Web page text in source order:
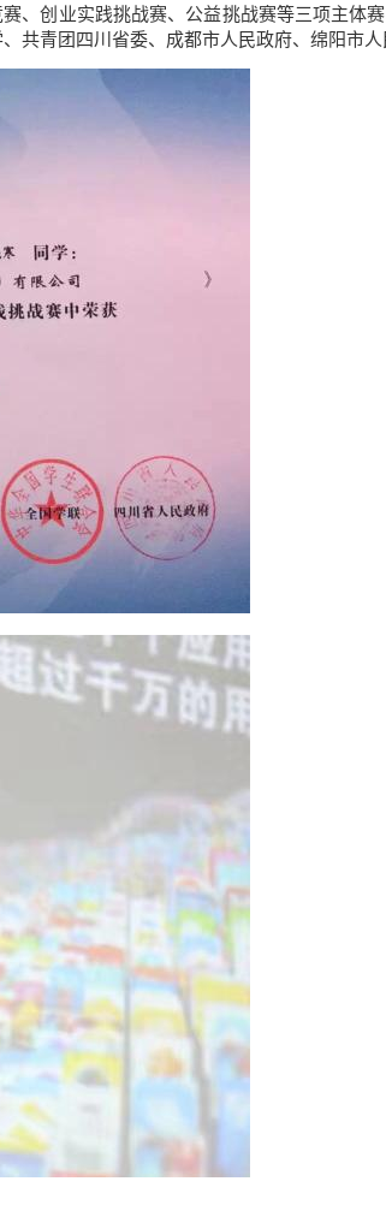
、创业实践挑战赛、公益挑战赛等三项主体
共青团四川省委、成都市人民政府、绵阳市人